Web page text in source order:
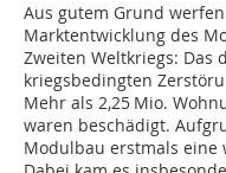
Aus gutem Grund
Marktentwicklung des
Zweiten Weltkriegs: Das
kriegsbedingten
Mehr als 2,25 Mio.
waren beschädigt.
Modulbau erstmals eine